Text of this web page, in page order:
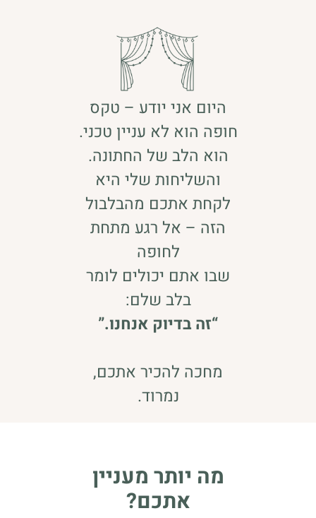
היום אני יודע – טקס
חופה הוא לא עניין טכני.
הוא הלב של החתונה.
והשליחות שלי היא
לקחת אתכם מהבלבול
הזה – אל רגע מתחת
לחופה
שבו אתם יכולים לומר
בלב שלם:
“זה בדיוק אנחנו.”
מחכה להכיר אתכם,
נמרוד.
מה יותר מעניין
אתכם?